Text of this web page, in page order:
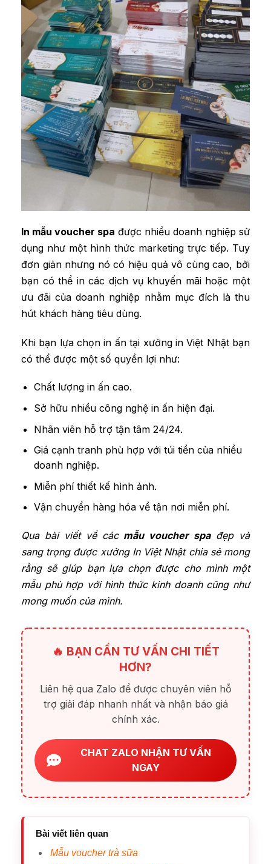
In mẫu voucher spa được nhiều doanh nghiệp sử
dụng như một hình thức marketing trực tiếp. Tuy
đơn giản nhưng nó có hiệu quả vô cùng cao, bởi
bạn có thể in các dịch vụ khuyến mãi hoặc một
ưu đãi của doanh nghiệp nhằm mục đích là thu
hút khách hàng tiêu dùng.
Khi bạn lựa chọn in ấn tại xưởng in Việt Nhật bạn
có thể được một số quyền lợi như:
Chất lượng in ấn cao.
Sở hữu nhiều công nghệ in ấn hiện đại.
Nhân viên hỗ trợ tận tâm 24/24.
Giá cạnh tranh phù hợp với túi tiền của nhiều
doanh nghiệp.
Miễn phí thiết kế hình ảnh.
Vận chuyển hàng hóa về tận nơi miễn phí.
Qua bài viết về các mẫu voucher spađẹp và
sang trọng được xưởng In Việt Nhật chia sẻ mong
rằng sẽ giúp bạn lựa chọn được cho mình một
mẫu phù hợp với hình thức kinh doanh cũng như
mong muốn của mình.
🔥 BẠN CẦN TƯ VẤN CHI TIẾT
HƠN?
Liên hệ qua Zalo để được chuyên viên hỗ
trợ giải đáp nhanh nhất và nhận báo giá
chính xác.
CHAT ZALO NHẬN TƯ VẤN
NGAY
Bài viết liên quan
Mẫu voucher trà sữa